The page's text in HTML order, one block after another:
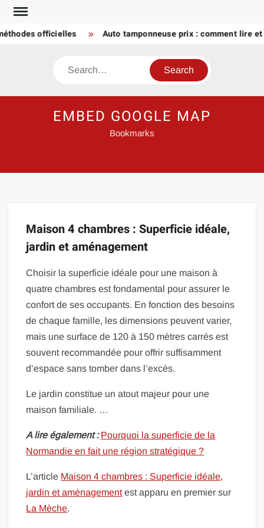
Skip
content
officielles Auto tamponneuse prix : comment lire
Search
EMBED GOOGLE MAP
Bookmarks
Maison 4 chambres : Superficie idéale,
jardin et aménagement
Choisir la superficie idéale pour une maison à
quatre chambres est fondamental pour assurer le
confort de ses occupants. En fonction des besoins
de chaque famille, les dimensions peuvent varier,
mais une surface de 120 à 150 mètres carrés est
souvent recommandée pour offrir suffisamment
d’espace sans tomber dans l’excès.
Le jardin constitue un atout majeur pour une
maison familiale. …
A lire également : Pourquoi la superficie de la
Normandie en fait une région stratégique ?
L’article Maison 4 chambres : Superficie idéale,
jardin et aménagementest apparu en premier sur
La Mèche.